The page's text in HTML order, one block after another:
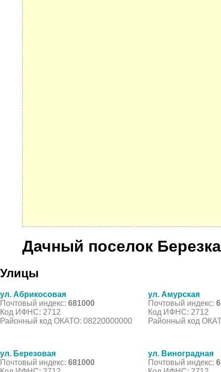
Дачный поселок
Улицы
ул. Абрикосовая
Почтовый индекс: 681000
Код ИФНС: 2712
Районный код ОКАТО: 08220000000
ул. Амурская
Почтовый индекс:
Код ИФНС: 2712
Районный код
ул. Березовая
Почтовый индекс: 681000
ул. Виноградная
Почтовый индекс: